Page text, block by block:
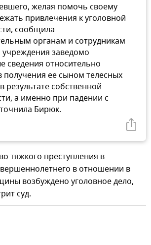
желая помочь своему
привлечения к уголовной
сообщила
органам и сотрудникам
заведомо
сведения относительно
получения ее сыном телесных
результате собственной
а именно при падении с
Бирюк.
тяжкого преступления в
в отношении в
возбуждено уголовное дело,
суд.